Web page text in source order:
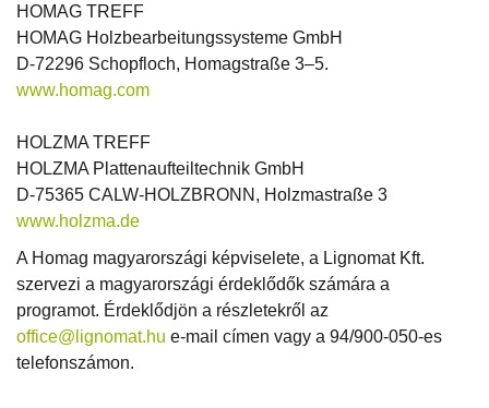
HOMAG TREFF
HOMAG Holzbearbeitungssysteme GmbH
D-72296 Schopfloch, Homagstraße 3–5.
www.homag.com
HOLZMA TREFF
HOLZMA Plattenaufteiltechnik GmbH
D-75365 CALW-HOLZBRONN, Holzmastraße 3
www.holzma.de
A Homag magyarországi képviselete, a Lignomat Kft.
szervezi a magyarországi érdeklődők számára a
programot. Érdeklődjön a részletekről az
office@lignomat.hu e-mail címen vagy a 94/900-050-es
telefonszámon.